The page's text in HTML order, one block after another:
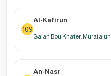
109
Al-Kafirun
Salah Bou Khater: Muratalun
An-Nasr